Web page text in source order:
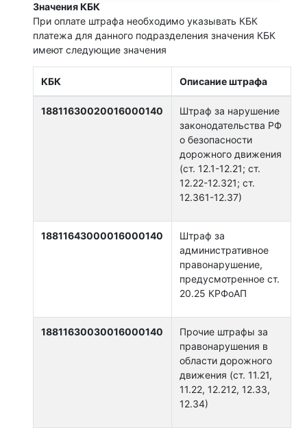
Значения КБК
При оплате штрафа необходимо указывать КБК
платежа для данного подразделения значения КБК
имеют следующие значения
КБК Описание штрафа
18811630020016000140
Штраф за нарушение
законодательства РФ
о безопасности
дорожного движения
(ст. 12.1-12.21; ст.
12.22-12.321; ст.
12.361-12.37)
18811643000016000140
Штраф за
административное
правонарушение,
предусмотренное ст.
20.25 КРФоАП
18811630030016000140
Прочие штрафы за
правонарушения в
области дорожного
движения (ст. 11.21,
11.22, 12.212, 12.33,
12.34)